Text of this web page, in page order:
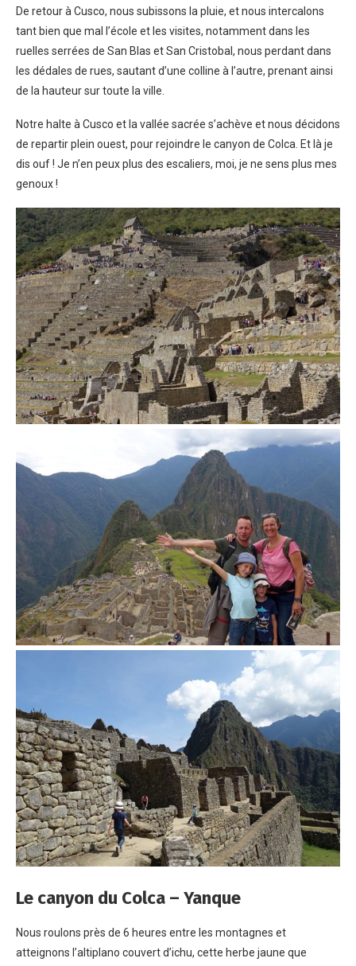
De retour à Cusco, nous subissons la pluie, et nous intercalons
tant bien que mal l’école et les visites, notamment dans les
ruelles serrées de San Blas et San Cristobal, nous perdant dans
les dédales de rues, sautant d’une colline à l’autre, prenant ainsi
de la hauteur sur toute la ville.
Notre halte à Cusco et la vallée sacrée s’achève et nous décidons
de repartir plein ouest, pour rejoindre le canyon de Colca. Et là je
dis ouf ! Je n’en peux plus des escaliers, moi, je ne sens plus mes
genoux !
Le canyon du Colca – Yanque
Nous roulons près de 6 heures entre les montagnes et
atteignons l’altiplano couvert d’ichu, cette herbe jaune que